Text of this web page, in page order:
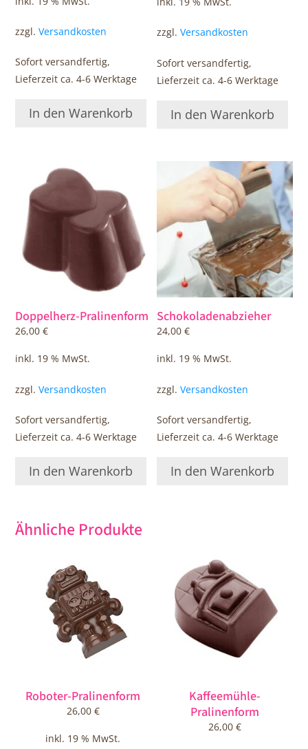
zzgl. Versandkosten
Sofort versandfertig,
Lieferzeit ca. 4-6 Werktage
In den Warenkorb
zzgl.Versandkosten
Sofort versandfertig,
Lieferzeit ca. 4-6 Werktage
In den Warenkorb
Doppelherz-Pralinenform
26,00 €
inkl. 19 % MwSt.
zzgl. Versandkosten
Sofort versandfertig,
Lieferzeit ca. 4-6 Werktage
In den Warenkorb
Schokoladenabzieher
24,00€
inkl. 19 % MwSt.
zzgl.Versandkosten
Sofort versandfertig,
Lieferzeit ca. 4-6 Werktage
In den Warenkorb
Ähnliche Produkte
Roboter-Pralinenform
26,00 €
inkl. 19 % MwSt.
Kaffeemühle-
Pralinenform
26,00€